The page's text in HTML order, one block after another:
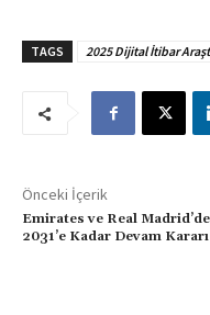
TAGS 2025 Dijital İtibar
Önceki İçerik
Emirates ve Real
2031’e Kadar Devam Kararı